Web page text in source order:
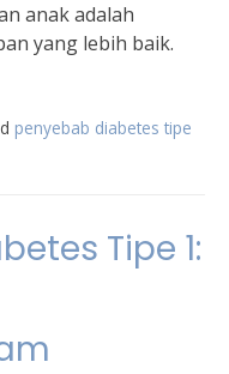
anak adalah
yang lebih baik.
penyebab diabetes tipe
Tipe 1: